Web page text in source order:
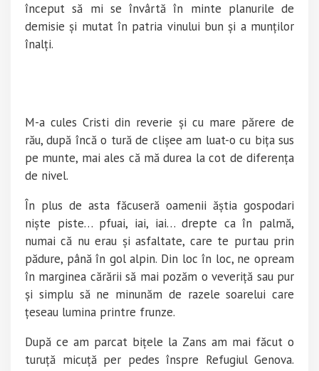
început să mi se învârtă în minte planurile de
demisie și mutat în patria vinului bun și a munților
înalți.
M-a cules Cristi din reverie și cu mare părere de
rău, după încă o tură de clișee am luat-o cu bița sus
pe munte, mai ales că mă durea la cot de diferența
de nivel.
În plus de asta făcuseră oamenii ăștia gospodari
niște piste… pfuai, iai, iai… drepte ca în palmă,
numai că nu erau și asfaltate, care te purtau prin
pădure, până în gol alpin. Din loc în loc, ne opream
în marginea cărării să mai pozăm o veveriță sau pur
și simplu să ne minunăm de razele soarelui care
țeseau lumina printre frunze.
După ce am parcat bițele la Zans am mai făcut o
turuță micuță per pedes înspre Refugiul Genova.